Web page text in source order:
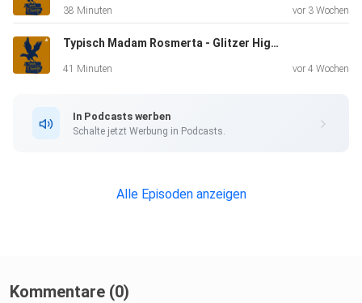
38 Minuten vor 3 Wochen
Typisch Madam Rosmerta - Glitzer Highheelhausschuhe und guter Met
41 Minuten vor 4 Wochen
In Podcasts werben
Schalte jetzt Werbung in Podcasts.
Alle Episoden anzeigen
Kommentare (0)